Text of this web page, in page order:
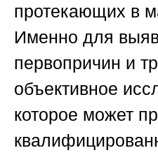
протекающих в
Именно для
первопричин и
объективное
которое может